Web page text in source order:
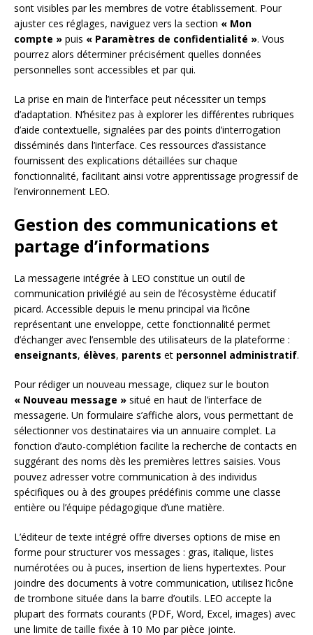
sont visibles par les membres de votre établissement. Pour
ajuster ces réglages, naviguez vers la section « Mon
compte » puis « Paramètres de confidentialité ». Vous
pourrez alors déterminer précisément quelles données
personnelles sont accessibles et par qui.
La prise en main de l’interface peut nécessiter un temps
d’adaptation. N’hésitez pas à explorer les différentes rubriques
d’aide contextuelle, signalées par des points d’interrogation
disséminés dans l’interface. Ces ressources d’assistance
fournissent des explications détaillées sur chaque
fonctionnalité, facilitant ainsi votre apprentissage progressif de
l’environnement LEO.
Gestion des communications et
partage d’informations
La messagerie intégrée à LEO constitue un outil de
communication privilégié au sein de l’écosystème éducatif
picard. Accessible depuis le menu principal via l’icône
représentant une enveloppe, cette fonctionnalité permet
d’échanger avec l’ensemble des utilisateurs de la plateforme :
enseignants, élèves, parents et personnel administratif.
Pour rédiger un nouveau message, cliquez sur le bouton
« Nouveau message » situé en haut de l’interface de
messagerie. Un formulaire s’affiche alors, vous permettant de
sélectionner vos destinataires via un annuaire complet. La
fonction d’auto-complétion facilite la recherche de contacts en
suggérant des noms dès les premières lettres saisies. Vous
pouvez adresser votre communication à des individus
spécifiques ou à des groupes prédéfinis comme une classe
entière ou l’équipe pédagogique d’une matière.
L’éditeur de texte intégré offre diverses options de mise en
forme pour structurer vos messages : gras, italique, listes
numérotées ou à puces, insertion de liens hypertextes. Pour
joindre des documents à votre communication, utilisez l’icône
de trombone située dans la barre d’outils. LEO accepte la
plupart des formats courants (PDF, Word, Excel, images) avec
une limite de taille fixée à 10 Mo par pièce jointe.